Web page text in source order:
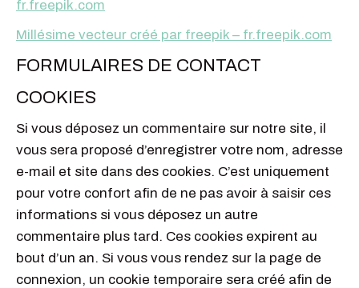
fr.freepik.com
Millésime vecteur créé par freepik – fr.freepik.com
FORMULAIRES DE CONTACT
COOKIES
Si vous déposez un commentaire sur notre site, il
vous sera proposé d’enregistrer votre nom, adresse
e-mail et site dans des cookies. C’est uniquement
pour votre confort afin de ne pas avoir à saisir ces
informations si vous déposez un autre
commentaire plus tard. Ces cookies expirent au
bout d’un an. Si vous vous rendez sur la page de
connexion, un cookie temporaire sera créé afin de